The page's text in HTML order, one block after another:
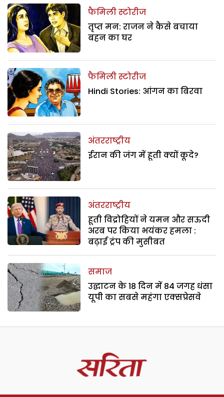
फैमिली स्टोरीज
तृप्त मन: राजन ने कैसे बचाया
बहन का घर
फैमिली स्टोरीज
Hindi Stories: आंगन का बिरवा
अंतरराष्ट्रीय
ईरान की जंग में हूती क्यों कूदे?
अंतरराष्ट्रीय
हूती विद्रोहियों ने यमन और सऊदी
अरब पर किया भयंकर हमला :
बढ़ाई ट्रंप की मुसीबत
समाज
उद्घाटन के 18 दिन में 84 जगह धंसा
यूपी का सबसे महंगा एक्सप्रेसवे